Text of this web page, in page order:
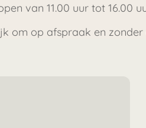
van 11.00 uur tot 16.00
om op afspraak en